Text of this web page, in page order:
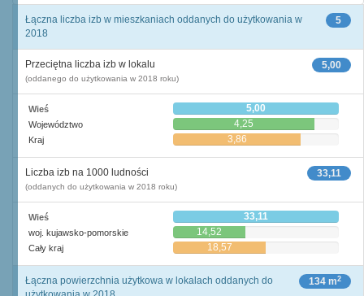
5
Łączna liczba izb w mieszkaniach oddanych do użytkowania w
2018
5,00
Przeciętna liczba izb w lokalu
(oddanego do użytkowania w 2018 roku)
Wieś 5,00
Województwo 4,25
Kraj 3,86
33,11
Liczba izb na 1000 ludności
(oddanych do użytkowania w 2018 roku)
Wieś 33,11
woj. kujawsko-pomorskie 14,52
Cały kraj 18,57
134 m2
Łączna powierzchnia użytkowa w lokalach oddanych do